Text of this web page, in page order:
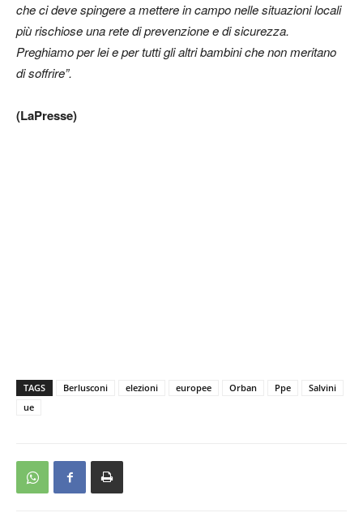
che ci deve spingere a mettere in campo nelle situazioni locali
più rischiose una rete di prevenzione e di sicurezza.
Preghiamo per lei e per tutti gli altri bambini che non meritano
di soffrire”.
(LaPresse)
TAGS Berlusconi elezioni europee Orban Ppe
Salvini
ue